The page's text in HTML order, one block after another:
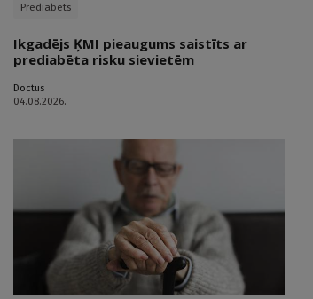
Prediabēts
Ikgadējs ĶMI pieaugums saistīts ar
prediabēta risku sievietēm
Doctus
04.08.2026.